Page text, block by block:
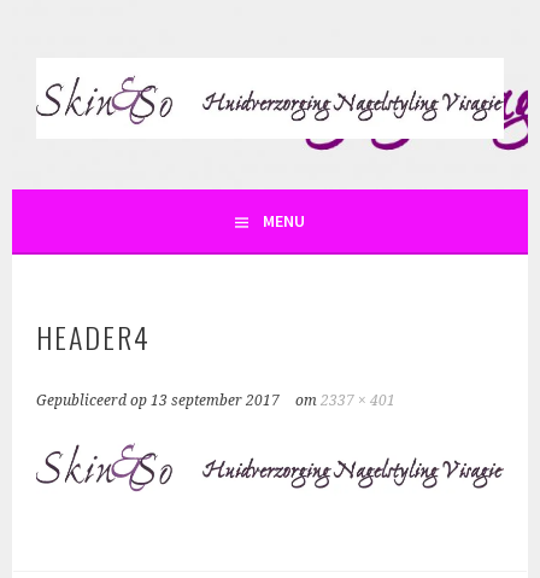
SKIN AND SOMENU
HEADER4
Gepubliceerd op 13 september 2017 om2337 × 401